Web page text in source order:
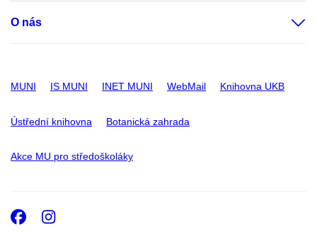
O nás
MUNI IS MUNI INET MUNI WebMail Knihovna UKB
Ústřední knihovna Botanická zahrada
Akce MU pro středoškoláky
Facebook
Instagram